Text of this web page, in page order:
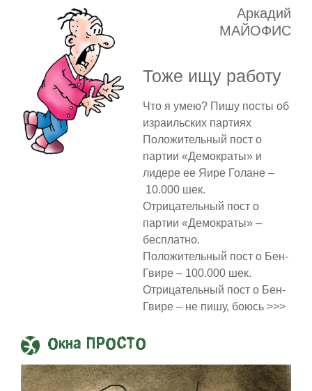
Аркадий
МАЙОФИС
Тоже ищу работу
Что я умею? Пишу посты об
израильских партиях
Положительный пост о
партии «Демократы» и
лидере ее Яире Голане –
10.000 шек.
Отрицательный пост о
партии «Демократы» –
бесплатно.
Положительный пост о Бен-
Гвире – 100.000 шек.
Отрицательный пост о Бен-
Гвире – не пишу, боюсь >>>
Окна ПРОСТО